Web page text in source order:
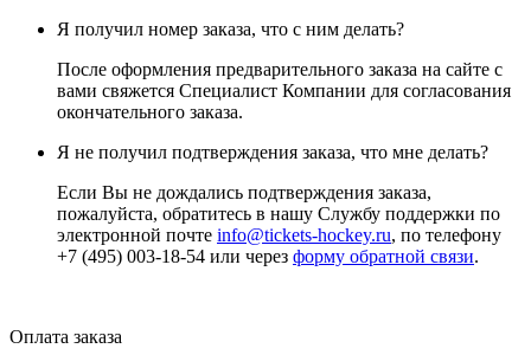
Я получил номер заказа, что с ним делать?
После оформления предварительного заказа на сайте с
вами свяжется Специалист Компании для согласования
окончательного заказа.
Я не получил подтверждения заказа, что мне делать?
Если Вы не дождались подтверждения заказа,
пожалуйста, обратитесь в нашу Службу поддержки по
электронной почте info@tickets-hockey.ru, по телефону
+7 (495) 003-18-54 или через форму обратной связи.
Оплата заказа